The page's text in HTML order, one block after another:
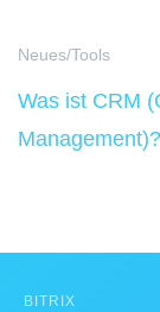
Neues/Tools
Was ist CRM
Management)?
BITRIX